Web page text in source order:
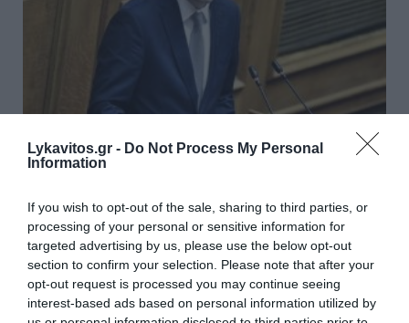
Lykavitos.gr - Do Not Process My Personal
Information
If you wish to opt-out of the sale, sharing to third parties, or
processing of your personal or sensitive information for
targeted advertising by us, please use the below opt-out
section to confirm your selection. Please note that after your
opt-out request is processed you may continue seeing
interest-based ads based on personal information utilized by
αδράνεια της κυβέρνησης στο
μεταβαλλόμενο γεωπολιτικό
περιβάλλον»
«Στον απόηχο των «πανηγυρισμών» της κυβέρνησης